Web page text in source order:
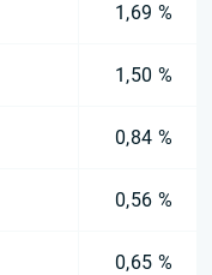
1,69 %
1,50 %
0,84 %
0,56 %
0,65 %